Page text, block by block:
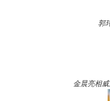
郭
金晨亮相